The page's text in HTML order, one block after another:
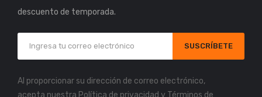
descuento de temporada.
SUSCRÍBETE
Al proporcionar su dirección de correo electrónico,
acepta nuestra Política de privacidad y Términos de